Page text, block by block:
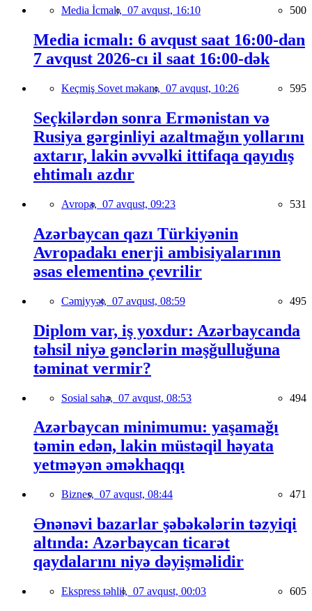
Media İcmalı, 07 avqust, 16:10 500
Media icmalı: 6 avqust saat 16:00-dan
7 avqust 2026-cı il saat 16:00-dək
Keçmiş Sovet məkanı, 07 avqust, 10:26 595
Seçkilərdən sonra Ermənistan və
Rusiya gərginliyi azaltmağın yollarını
axtarır, lakin əvvəlki ittifaqa qayıdış
ehtimalı azdır
Avropa, 07 avqust, 09:23 531
Azərbaycan qazı Türkiyənin
Avropadakı enerji ambisiyalarının
əsas elementinə çevrilir
Cəmiyyət, 07 avqust, 08:59 495
Diplom var, iş yoxdur: Azərbaycanda
təhsil niyə gənclərin məşğulluğuna
təminat vermir?
Sosial sahə, 07 avqust, 08:53 494
Azərbaycan minimumu: yaşamağı
təmin edən, lakin müstəqil həyata
yetməyən əməkhaqqı
Biznes, 07 avqust, 08:44 471
Ənənəvi bazarlar şəbəkələrin təzyiqi
altında: Azərbaycan ticarət
qaydalarını niyə dəyişməlidir
Ekspress təhlil, 07 avqust, 00:03 605